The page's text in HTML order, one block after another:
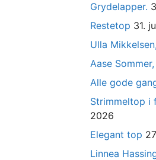
Grydelapper.
Restetop 31.
Ulla
Aase
Alle gode
Strimmeltop i
2026
Elegant top
Linnea